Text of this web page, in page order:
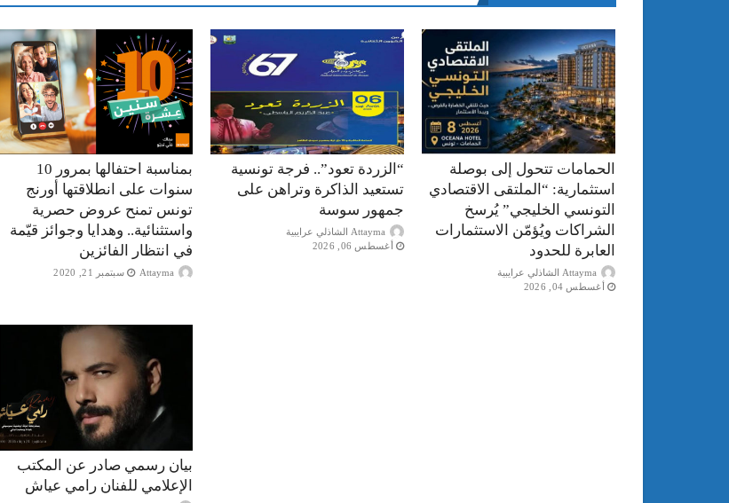
بمناسبة احتفالها بمرور 10
سنوات على انطلاقتها أورنج
تونس تمنح عروض حصرية
واستثنائية.. وهدايا وجوائز قيّمة
في انتظار الفائزين
Attayma سبتمبر 21, 2020
“الزردة تعود”.. فرجة تونسية
تستعيد الذاكرة وتراهن على
جمهور سوسة
Attayma الشاذلي عرايبية
أغسطس 06, 2026
الحمامات تتحول إلى بوصلة
استثمارية: “الملتقى الاقتصادي
التونسي الخليجي” يُرسخ
الشراكات ويُؤمّن الاستثمارات
العابرة للحدود
Attayma الشاذلي عرايبية
أغسطس 04, 2026
بيان رسمي صادر عن المكتب
الإعلامي للفنان رامي عياش